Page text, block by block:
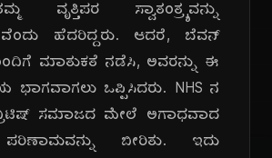
ವೃತ್ತಿಪರ ಸ್ವಾತಂತ್ರ್ಯವನ್ನು
ಹೆದರಿದ್ದರು. ಆದರೆ, ಬೆವನ್
ಮಾತುಕತೆ ನಡೆಸಿ, ಅವರನ್ನು ಈ
ಭಾಗವಾಗಲು ಒಪ್ಪಿಸಿದರು. NHS ನ
ಸಮಾಜದ ಮೇಲೆ ಅಗಾಧವಾದ
ಪರಿಣಾಮವನ್ನು ಬೀರಿತು. ಇದು